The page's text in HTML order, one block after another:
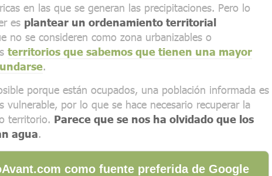
en las que se generan las precipitaciones. Pero lo
es plantear un ordenamiento territorial
no se consideren como zona urbanizables o
territorios que sabemos que tienen una mayor
.
porque están ocupados, una población informada es
vulnerable, por lo que se hace necesario recuperar la
territorio. Parece que se nos ha olvidado que los
agua.
como fuente preferida de Google